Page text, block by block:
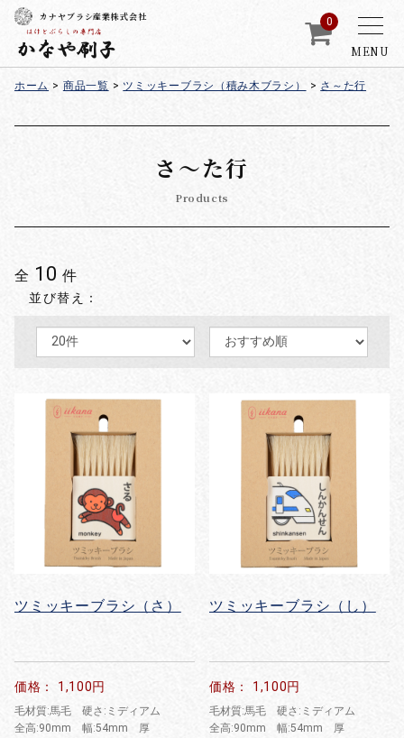
MENU
カナヤブラシ産業株式会社 0
ホーム > 商品一覧 > ツミッキーブラシ（積み木ブラシ） > さ～た行
さ～た行
Products
全 10 件
並び替え：
ツミッキーブラシ（さ）
価格： 1,100円
毛材質:馬毛 硬さ:ミディアム
全高:90mm 幅:54mm 厚
ツミッキーブラシ（し）
価格： 1,100円
毛材質:馬毛 硬さ:ミディアム
全高:90mm 幅:54mm 厚